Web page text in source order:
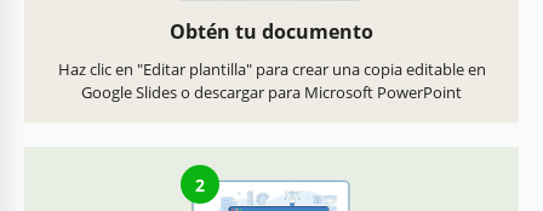
Obtén tu documento
Haz clic en "Editar plantilla" para crear una copia editable en
Google Slides o descargar para Microsoft PowerPoint
2